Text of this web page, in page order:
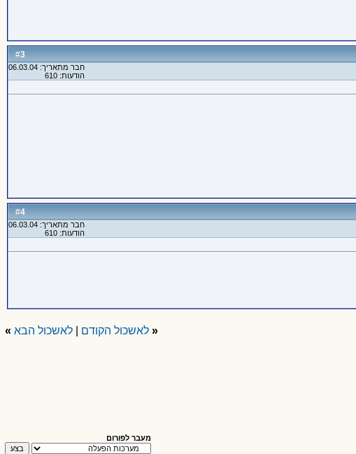
#
3
חבר מתאריך: 06.03.04
הודעות: 610
#
4
חבר מתאריך: 06.03.04
הודעות: 610
« לאשכול הקודם |לאשכול הבא »
מעבר לפורום